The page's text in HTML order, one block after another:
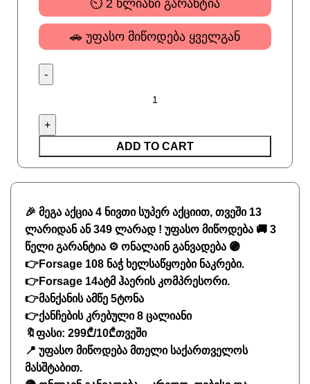
⏲ 2 წლიანი გარანტია
🚗 უფასო მიწოდება ყველგან
ADD TO CART
🎉 მეგა აქცია 4 ნივთი სუპერ აქციით, თვეში 13
ლარიდან ან 349 ლარად ! უფასო მიწოდება 🚚 3
წელი გარანტია ⚙️ ონალაინ განვადება 🟣
👉Forsage 108 ნაჭ ხელსაწყოები ნაკრები.
👉Forsage 14ატმ ჰაერის კომპრესორი.
👉მანქანის ამწე 5ტონა
👉ქანჩების კრებული 8 ცალიანი
🔖ფასი: 299₾/10₾თვეში
📍 უფასო მიწოდება მთელი საქართველოს
მასშტაბით.